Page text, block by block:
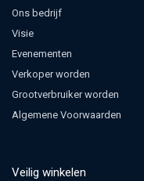
Ons bedrijf
Visie
Evenementen
Verkoper worden
Grootverbruiker worden
Algemene Voorwaarden
Veilig winkelen